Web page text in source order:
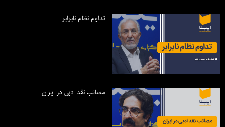
تداوم نظام نابرابر
مصائب نقد ادبی در ایران